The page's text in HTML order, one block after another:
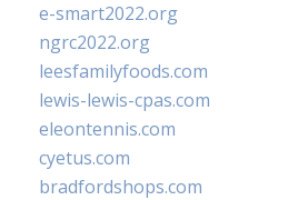
e-smart2022.org
ngrc2022.org
leesfamilyfoods.com
lewis-lewis-cpas.com
eleontennis.com
cyetus.com
bradfordshops.com